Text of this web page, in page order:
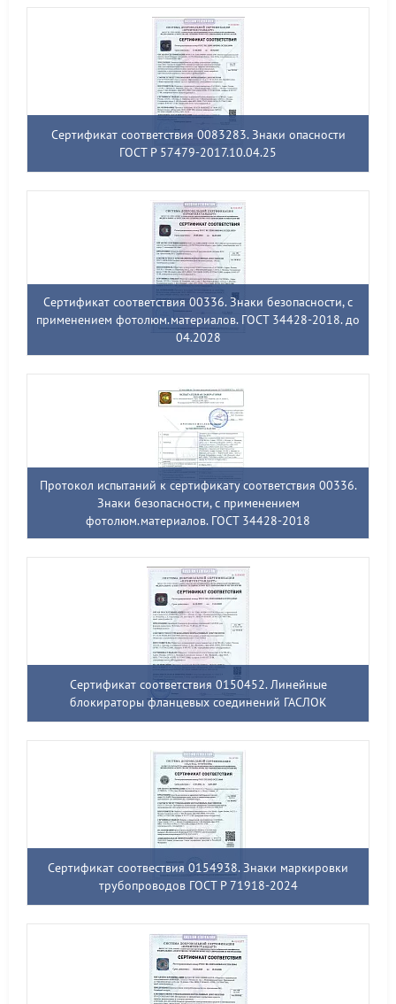
Сертификат соответствия 0083283. Знаки опасности
ГОСТ Р 57479-2017.10.04.25
Сертификат соответствия 00336. Знаки безопасности, с
применением фотолюм.материалов. ГОСТ 34428-2018. до
04.2028
Протокол испытаний к сертификату соответствия 00336.
Знаки безопасности, с применением
фотолюм.материалов. ГОСТ 34428-2018
Сертификат соответствия 0150452. Линейные
блокираторы фланцевых соединений ГАСЛОК
Сертификат соотвествия 0154938. Знаки маркировки
трубопроводов ГОСТ Р 71918-2024